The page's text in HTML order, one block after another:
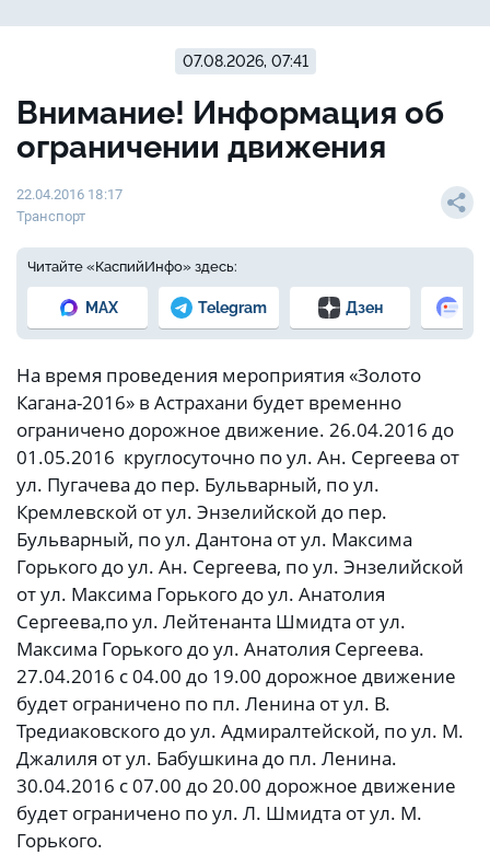
07.08.2026, 07:41
Внимание! Информация об
ограничении движения
22.04.2016 18:17
Транспорт
Читайте «КаспийИнфо» здесь:
MAX Telegram Дзен
На время проведения мероприятия «Золото
Кагана-2016» в Астрахани будет временно
ограничено дорожное движение. 26.04.2016 до
01.05.2016 круглосуточно по ул. Ан. Сергеева от
ул. Пугачева до пер. Бульварный, по ул.
Кремлевской от ул. Энзелийской до пер.
Бульварный, по ул. Дантона от ул. Максима
Горького до ул. Ан. Сергеева, по ул. Энзелийской
от ул. Максима Горького до ул. Анатолия
Сергеева,по ул. Лейтенанта Шмидта от ул.
Максима Горького до ул. Анатолия Сергеева.
27.04.2016 с 04.00 до 19.00 дорожное движение
будет ограничено по пл. Ленина от ул. В.
Тредиаковского до ул. Адмиралтейской, по ул. М.
Джалиля от ул. Бабушкина до пл. Ленина.
30.04.2016 с 07.00 до 20.00 дорожное движение
будет ограничено по ул. Л. Шмидта от ул. М.
Горького.